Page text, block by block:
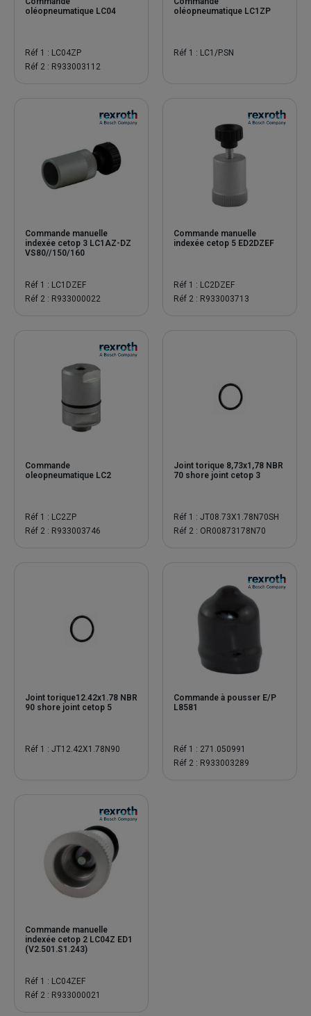
oléopneumatique LC04
Réf 1 : LC04ZP
Réf 2 : R933003112
oléopneumatique LC1ZP
Réf 1 : LC1/P.SN
Commande manuelle
indexée cetop 3 LC1AZ-DZ
VS80//150/160
Réf 1 : LC1DZEF
Réf 2 : R933000022
Commande manuelle
indexée cetop 5 ED2DZEF
Réf 1 : LC2DZEF
Réf 2 : R933003713
Commande
oleopneumatique LC2
Réf 1 : LC2ZP
Réf 2 : R933003746
Joint torique 8,73x1,78 NBR
70 shore joint cetop 3
Réf 1 : JT08.73X1.78N70SH
Réf 2 : OR00873178N70
Joint torique12.42x1.78 NBR
90 shore joint cetop 5
Réf 1 : JT12.42X1.78N90
Commande à pousser E/P
L8581
Réf 1 : 271.050991
Réf 2 : R933003289
Commande manuelle
indexée cetop 2 LC04Z ED1
(V2.501.S1.243)
Réf 1 : LC04ZEF
Réf 2 : R933000021